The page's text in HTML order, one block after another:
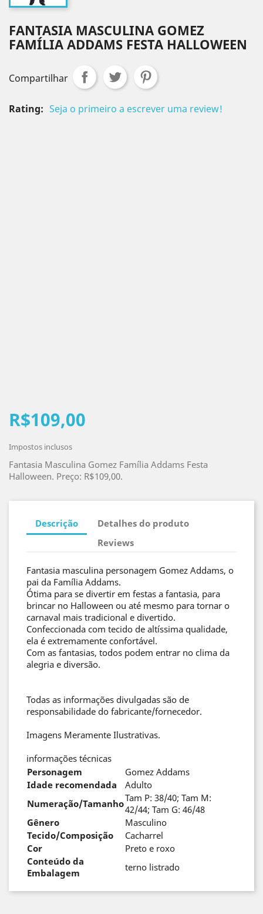
FANTASIA MASCULINA GOMEZ
FAMÍLIA ADDAMS FESTA HALLOWEEN
Compartilhar
Rating: Seja o primeiro a escrever uma review!
R$109,00
Impostos inclusos
Fantasia Masculina Gomez Família Addams Festa
Halloween. Preço: R$109,00.
Descrição
Detalhes do produto
Reviews
Fantasia masculina personagem Gomez Addams, o
pai da Família Addams.
Ótima para se divertir em festas a fantasia, para
brincar no Halloween ou até mesmo para tornar o
carnaval mais tradicional e divertido.
Confeccionada com tecido de altíssima qualidade,
ela é extremamente confortável.
Com as fantasias, todos podem entrar no clima da
alegria e diversão.
Todas as informações divulgadas são de
responsabilidade do fabricante/fornecedor.
Imagens Meramente Ilustrativas.
informações técnicas
Personagem
Gomez Addams
Idade recomendada
Adulto
Numeração/TamanhoTam P: 38/40; Tam M:
42/44; Tam G: 46/48
Gênero
Masculino
Tecido/Composição
Cacharrel
Cor
Preto e roxo
Conteúdo da
Embalagem
terno listrado